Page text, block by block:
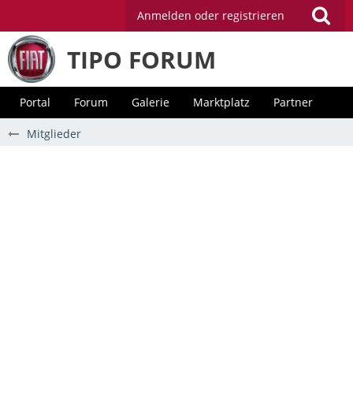
Anmelden oder registrieren
TIPO FORUM
Portal Forum Galerie Marktplatz Partner
Mitglieder